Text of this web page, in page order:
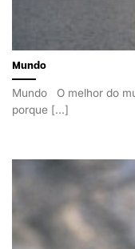
Mundo
Mundo O melhor do
porque [...]